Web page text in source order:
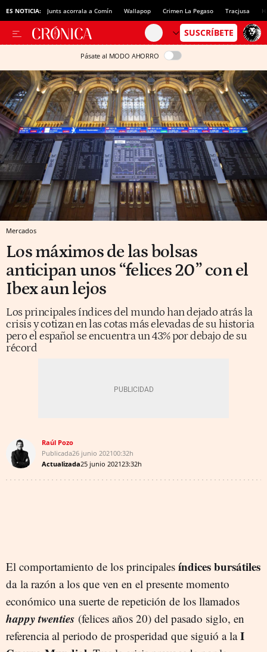
ES NOTICIA: Junts acorrala a Comín Wallapop Crimen La Pegaso Tracjusa
Pásate al MODO AHORRO
Mercados
Los máximos de las bolsas
anticipan unos “felices 20” con el
Ibex aun lejos
Los principales índices del mundo han dejado atrás la
crisis y cotizan en las cotas más elevadas de su historia
pero el español se encuentra un 43% por debajo de su
récord
Raúl Pozo
Publicada26 junio 202100:32h
Actualizada25 junio 2021 23:32h
El comportamiento de los principales índices bursátiles
da la razón a los que ven en el presente momento
económico una suerte de repetición de los llamados
happy twenties (felices años 20) del pasado siglo, en
referencia al periodo de prosperidad que siguió a laI